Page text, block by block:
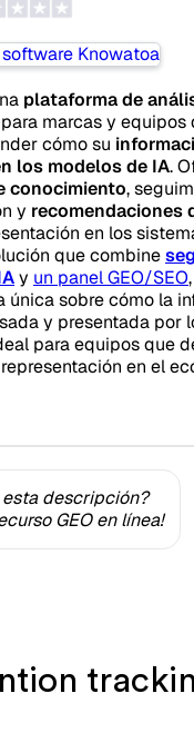
plataforma de
marcas y
cómo su
los modelos de IA.
conocimiento,
y recomendaciones
en los
que combine
y un panel GEO/SEO
única sobre cómo la
y presentada por
para equipos que
en el
descripción?
GEO en línea!